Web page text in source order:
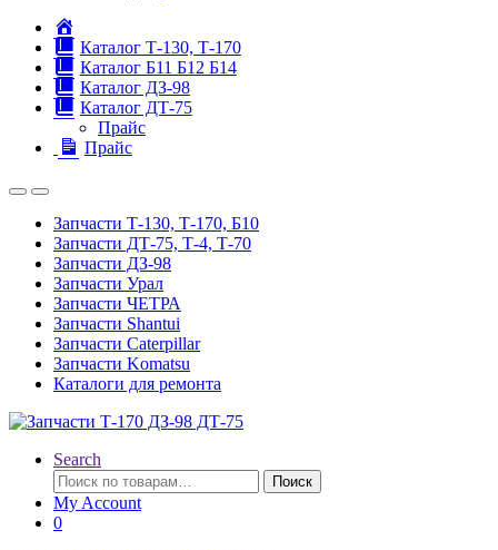
Каталог Т-130, Т-170
Каталог Б11 Б12 Б14
Каталог ДЗ-98
Каталог ДТ-75
Прайс
Прайс
Запчасти Т-130, Т-170, Б10
Запчасти ДТ-75, Т-4, Т-70
Запчасти ДЗ-98
Запчасти Урал
Запчасти ЧЕТРА
Запчасти Shantui
Запчасти Caterpillar
Запчасти Komatsu
Каталоги для ремонта
Search
Искать:
Поиск
My Account
0